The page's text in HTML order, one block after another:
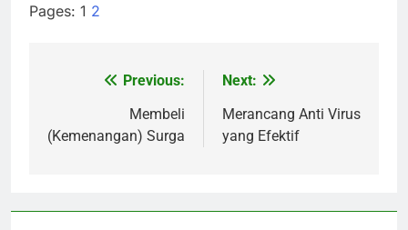
Pages: 1 2
NavigasiPrevious:
Membeli
(Kemenangan) Surga
Next:
Merancang Anti Virus
yang Efektif